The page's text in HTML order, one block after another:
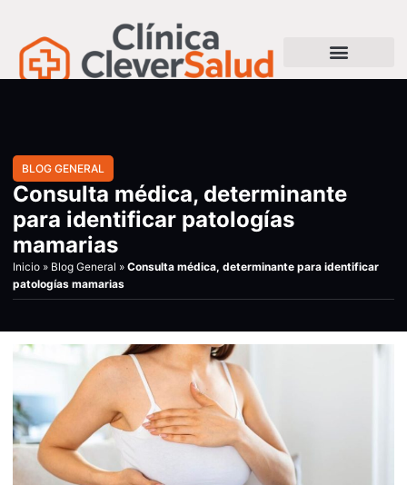
BLOG GENERAL
Consulta médica, determinante
para identificar patologías
mamarias
Inicio » Blog General » Consulta médica, determinante para identificar
patologías mamarias